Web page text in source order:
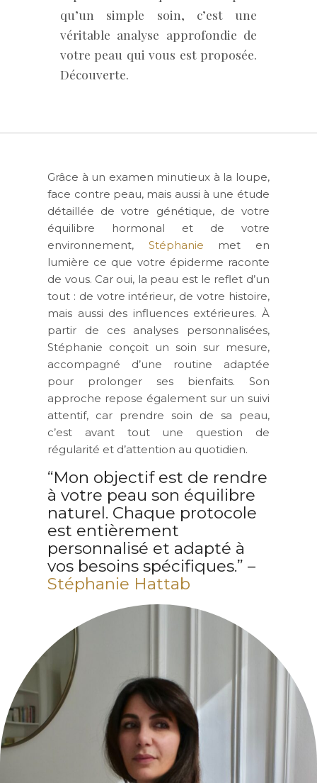
qu’un simple soin, c’est une
véritable analyse approfondie de
votre peau qui vous est proposée.
Découverte.
Grâce à un examen minutieux à la loupe,
face contre peau, mais aussi à une étude
détaillée de votre génétique, de votre
équilibre hormonal et de votre
environnement, Stéphanie met en
lumière ce que votre épiderme raconte
de vous. Car oui, la peau est le reflet d’un
tout : de votre intérieur, de votre histoire,
mais aussi des influences extérieures. À
partir de ces analyses personnalisées,
Stéphanie conçoit un soin sur mesure,
accompagné d’une
routine adaptée
pour prolonger ses bienfaits. Son
approche repose également sur un suivi
attentif, car prendre soin de sa peau,
c’est avant tout une question de
régularité et d’attention au quotidien.
“Mon objectif est de rendre
à votre peau son équilibre
naturel. Chaque protocole
est entièrement
personnalisé et adapté à
vos besoins spécifiques.” –
Stéphanie Hattab